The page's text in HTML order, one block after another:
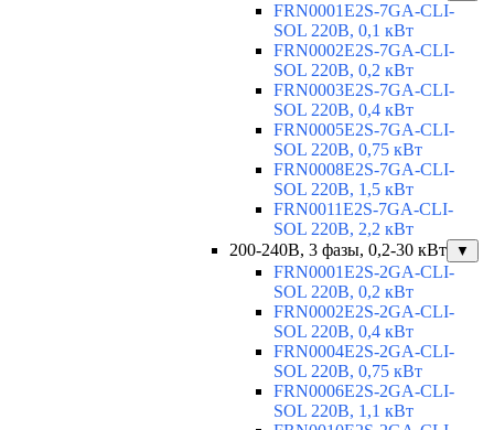
FRN0001E2S-7GA-CLI-
SOL 220В, 0,1 кВт
FRN0002E2S-7GA-CLI-
SOL 220В, 0,2 кВт
FRN0003E2S-7GA-CLI-
SOL 220В, 0,4 кВт
FRN0005E2S-7GA-CLI-
SOL 220В, 0,75 кВт
FRN0008E2S-7GA-CLI-
SOL 220В, 1,5 кВт
FRN0011E2S-7GA-CLI-
SOL 220В, 2,2 кВт
200-240В, 3 фазы, 0,2-30 кВт
▼
FRN0001E2S-2GA-CLI-
SOL 220В, 0,2 кВт
FRN0002E2S-2GA-CLI-
SOL 220В, 0,4 кВт
FRN0004E2S-2GA-CLI-
SOL 220В, 0,75 кВт
FRN0006E2S-2GA-CLI-
SOL 220В, 1,1 кВт